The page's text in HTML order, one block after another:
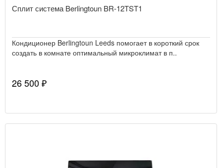
Сплит система Berlingtoun BR-12TST1
Кондиционер Berlingtoun Leeds помогает в короткий срок
создать в комнате оптимальный микроклимат в п..
26 500 ₽